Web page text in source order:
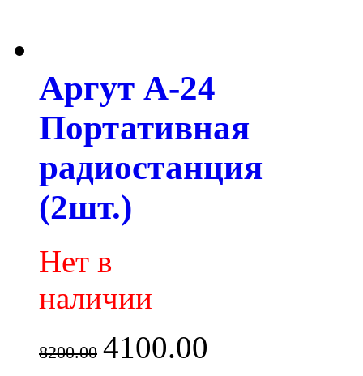
Аргут А-24
Портативная
радиостанция
(2шт.)
Нет в
наличии
8200.00 4100.00